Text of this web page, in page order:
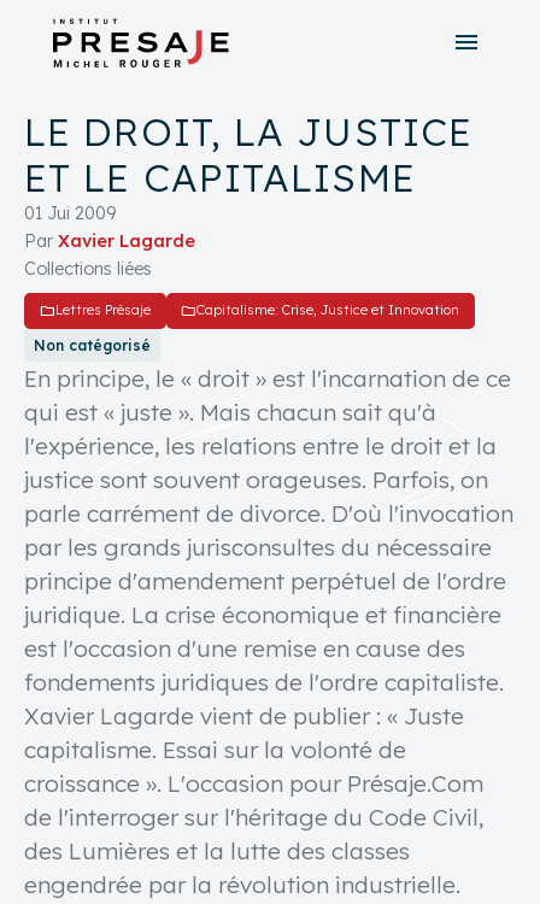
menu
Recherche avancée
LE DROIT, LA JUSTICE
ET LE CAPITALISME
01 Jui 2009
Par Xavier Lagarde
Collections liées
folderLettres Présaje folderCapitalisme: Crise, Justice et Innovation
Non catégorisé
En principe, le « droit » est l'incarnation de ce
qui est « juste ». Mais chacun sait qu'à
l'expérience, les relations entre le droit et la
justice sont souvent orageuses. Parfois, on
parle carrément de divorce. D'où l'invocation
par les grands jurisconsultes du nécessaire
principe d'amendement perpétuel de l'ordre
juridique. La crise économique et financière
est l'occasion d'une remise en cause des
fondements juridiques de l'ordre capitaliste.
Xavier Lagarde vient de publier : « Juste
capitalisme. Essai sur la volonté de
croissance ». L'occasion pour Présaje.Com
de l'interroger sur l'héritage du Code Civil,
des Lumières et la lutte des classes
engendrée par la révolution industrielle.